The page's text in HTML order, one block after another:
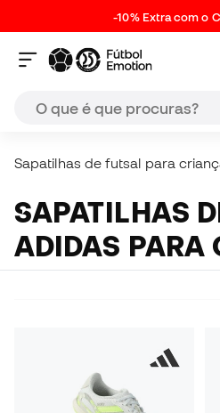
-10% Extra com o
Sapatilhas de futsal para
SAPATILHAS DE FUTSAL
ADIDAS PARA